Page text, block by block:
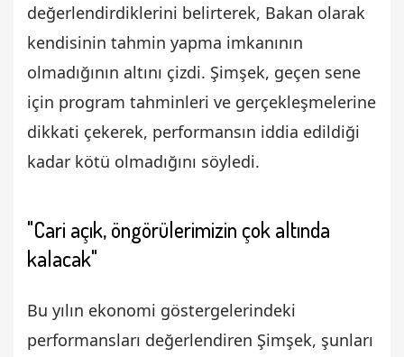
değerlendirdiklerini belirterek, Bakan olarak
kendisinin tahmin yapma imkanının
olmadığının altını çizdi. Şimşek, geçen sene
için program tahminleri ve gerçekleşmelerine
dikkati çekerek, performansın iddia edildiği
kadar kötü olmadığını söyledi.
"Cari açık, öngörülerimizin çok altında
kalacak"
Bu yılın ekonomi göstergelerindeki
performansları değerlendiren Şimşek, şunları